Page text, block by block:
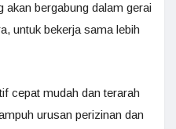
akan bergabung dalam gerai
untuk bekerja sama lebih
cepat mudah dan terarah
urusan perizinan dan